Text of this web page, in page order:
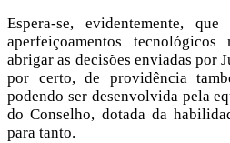
Espera-se, evidentemente,
aperfeiçoamentos
abrigar as decisões enviadas por
por certo, de providência
podendo ser desenvolvida pela
do Conselho, dotada da
para tanto.